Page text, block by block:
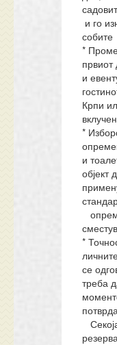
и го
собите
*
првиот
и
Крпи
*
и
објект
*
се
треба